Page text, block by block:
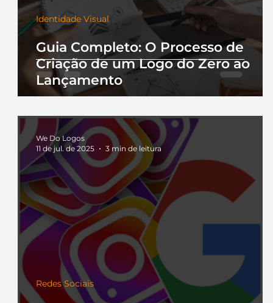
Guia Completo: O Processo de
Criação de um Logo do Zero ao
Lançamento
Identidade Visual
Redes Sociais
We Do Logos
11 de jul. de 2025
3 min de leitura